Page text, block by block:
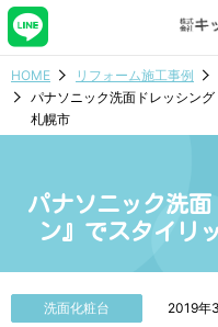
HOME リフォーム施工事例
パナソニック洗面ドレッシン
札幌市
パナソニック洗
ン』でスタイリ
洗面化粧台 2019年